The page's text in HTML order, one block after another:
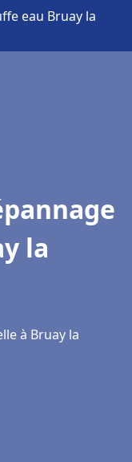
eau Bruay la
la
à Bruay la